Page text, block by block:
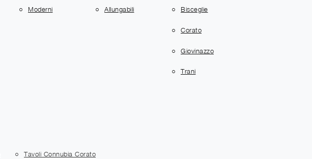
Moderni Allungabili Bisceglie
Corato
Giovinazzo
Trani
Tavoli Connubia Corato